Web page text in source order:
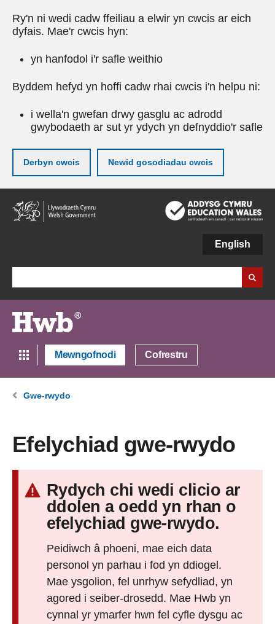
Ry'n ni wedi cadw ffeiliau a elwir yn cwcis ar eich
dyfais. Mae'r cwcis hyn:
yn hanfodol i'r safle weithio
Byddem hefyd yn hoffi cadw rhai cwcis i'n helpu ni:
i wella'n gwefan drwy gasglu ac adrodd
gwybodaeth ar sut yr ydych yn defnyddio'r safle
Derbyn cwcis Newid gosodiadau cwcis
Neidio
i'r
prif
English
Mewngofnodi Cofrestru
Gwe-rwydo
Efelychiad gwe-rwydo
Rydych chi wedi clicio ar
ddolen a oedd yn rhan o
efelychiad gwe-rwydo.
Peidiwch â phoeni, mae eich data
personol yn parhau i fod yn ddiogel.
Mae ysgolion, fel unrhyw sefydliad, yn
agored i seiber-drosedd. Mae Hwb yn
cynnal yr ymarfer hwn fel cyfle dysgu ac